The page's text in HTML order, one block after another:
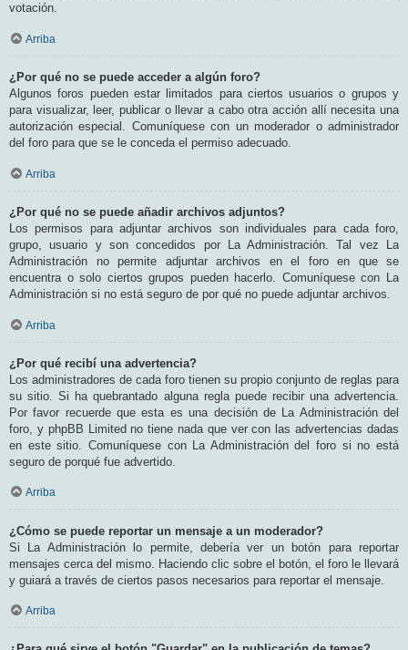
votación.
Arriba
¿Por qué no se puede acceder a algún foro?
Algunos foros pueden estar limitados para ciertos usuarios o grupos y
para visualizar, leer, publicar o llevar a cabo otra acción allí necesita una
autorización especial. Comuníquese con un moderador o administrador
del foro para que se le conceda el permiso adecuado.
Arriba
¿Por qué no se puede añadir archivos adjuntos?
Los permisos para adjuntar archivos son individuales para cada foro,
grupo, usuario y son concedidos por La Administración. Tal vez La
Administración no permite adjuntar archivos en el foro en que se
encuentra o solo ciertos grupos pueden hacerlo. Comuníquese con La
Administración si no está seguro de por qué no puede adjuntar archivos.
Arriba
¿Por qué recibí una advertencia?
Los administradores de cada foro tienen su propio conjunto de reglas para
su sitio. Si ha quebrantado alguna regla puede recibir una advertencia.
Por favor recuerde que esta es una decisión de La Administración del
foro, y phpBB Limited no tiene nada que ver con las advertencias dadas
en este sitio. Comuníquese con La Administración del foro si no está
seguro de porqué fue advertido.
Arriba
¿Cómo se puede reportar un mensaje a un moderador?
Si La Administración lo permite, debería ver un botón para reportar
mensajes cerca del mismo. Haciendo clic sobre el botón, el foro le llevará
y guiará a través de ciertos pasos necesarios para reportar el mensaje.
Arriba